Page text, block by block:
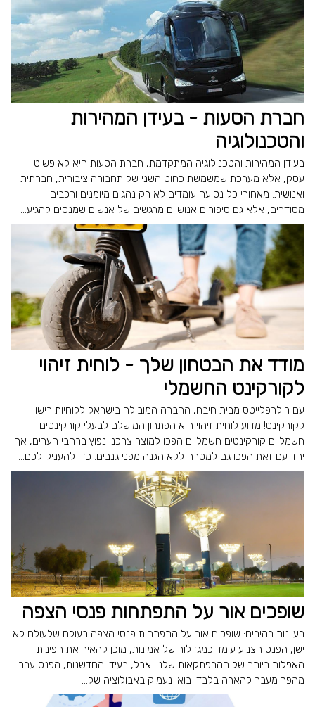
חברת הסעות - בעידן המהירות
והטכנולוגיה
בעידן המהירות והטכנולוגיה המתקדמת, חברת הסעות היא לא פשוט
עסק, אלא מערכת שמשמשת כחוט השני של תחבורה ציבורית, חברתית
ואנושית. מאחורי כל נסיעה עומדים לא רק נהגים מיומנים ורכבים
מסודרים, אלא גם סיפורים אנושיים מרגשים של אנשים שמנסים להגיע...
מודד את הבטחון שלך - לוחית זיהוי
לקורקינט החשמלי
עם רולרפלייטס מבית חיבח, החברה המובילה בישראל ללוחיות רישוי
לקורקינט! מדוע לוחית זיהוי היא הפתרון המושלם לבעלי קורקינטים
חשמליים קורקינטים חשמליים הפכו למוצר צרכני נפוץ ברחבי הערים, אך
יחד עם זאת הפכו גם למטרה ללא הגנה מפני גנבים. כדי להעניק לכם...
שופכים אור על התפתחות פנסי הצפה
רעיונות בהירים: שופכים אור על התפתחות פנסי הצפה בעולם שלעולם לא
ישן, הפנס הצנוע עומד כמגדלור של אמינות, מוכן להאיר את הפינות
האפלות ביותר של ההרפתקאות שלנו. אבל, בעידן החדשנות, הפנס עבר
מהפך מעבר להארה בלבד. בואו נעמיק באבולוציה של...